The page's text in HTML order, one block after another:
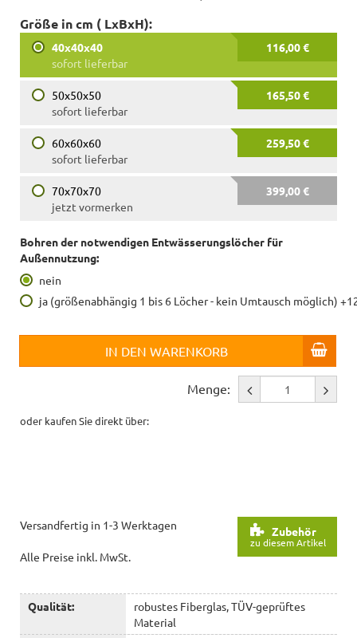
Größe in cm ( LxBxH):
40x40x40
116,00 €
sofort lieferbar
50x50x50
165,50 €
sofort lieferbar
60x60x60
259,50 €
sofort lieferbar
70x70x70
399,00 €
jetzt vormerken
Bohren der notwendigen Entwässerungslöcher für
Außennutzung:
nein
ja (größenabhängig 1 bis 6 Löcher - kein Umtausch möglich)
IN DEN WARENKORB
Menge:
oder kaufen Sie direkt über:
Zubehör
zu diesem Artikel
Versandfertig in 1-3 Werktagen
Alle Preise inkl. MwSt.
Qualität:
robustes Fiberglas, TÜV-geprüftes
Material